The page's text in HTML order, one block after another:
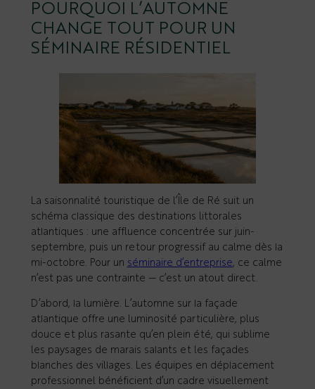
POURQUOI L’AUTOMNE
CHANGE TOUT POUR UN
SÉMINAIRE RÉSIDENTIEL
La saisonnalité touristique de l’Île de Ré suit un
schéma classique des destinations littorales
atlantiques : une affluence concentrée sur juin-
septembre, puis un retour progressif au calme dès la
mi-octobre. Pour un séminaire d’entreprise, ce calme
n’est pas une contrainte — c’est un atout direct.
D’abord, la lumière. L’automne sur la façade
atlantique offre une luminosité particulière, plus
douce et plus rasante qu’en plein été, qui sublime
les paysages de marais salants et les façades
blanches des villages. Les équipes en déplacement
professionnel bénéficient d’un cadre visuellement